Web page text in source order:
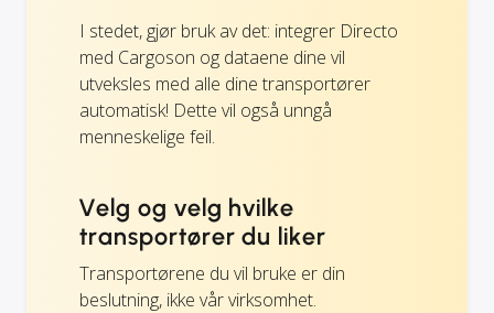
I stedet, gjør bruk av det: integrer Directo
med Cargoson og dataene dine vil
utveksles med alle dine transportører
automatisk! Dette vil også unngå
menneskelige feil.
Velg og velg hvilke
transportører du liker
Transportørene du vil bruke er din
beslutning, ikke vår virksomhet.